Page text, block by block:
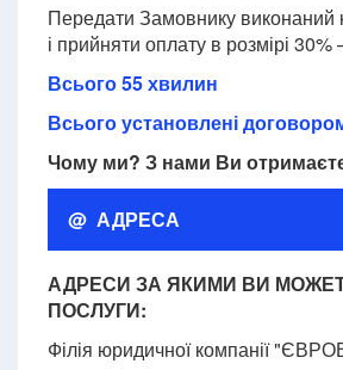
Передати Замовнику виконаний
і прийняти оплату в розмірі
Всього 55 хвилин
Всього установлені
Чому ми? З нами Ви
@ АДРЕСА
АДРЕСИ ЗА ЯКИМИ ВИ
ПОСЛУГИ:
Філія юридичної компанії